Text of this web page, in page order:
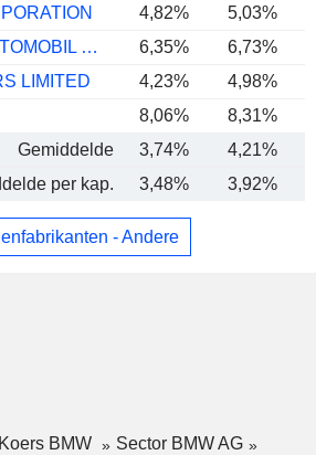
4,82%
5,03%
PORSCHE AUTOMOBIL HOLDING SE
6,35%
6,73%
LIMITED
4,23%
4,98%
8,06%
8,31%
Gemiddelde
3,74% 4,21%
per kap.
3,48% 3,92%
- Andere
Koers BMW
Sector BMW AG